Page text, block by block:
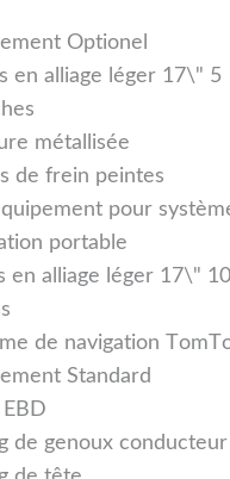
Optionel
en alliage léger 17\" 5
métallisée
de frein peintes
pour
portable
en alliage léger 17\" 10
de navigation
Standard
de genoux conducteur